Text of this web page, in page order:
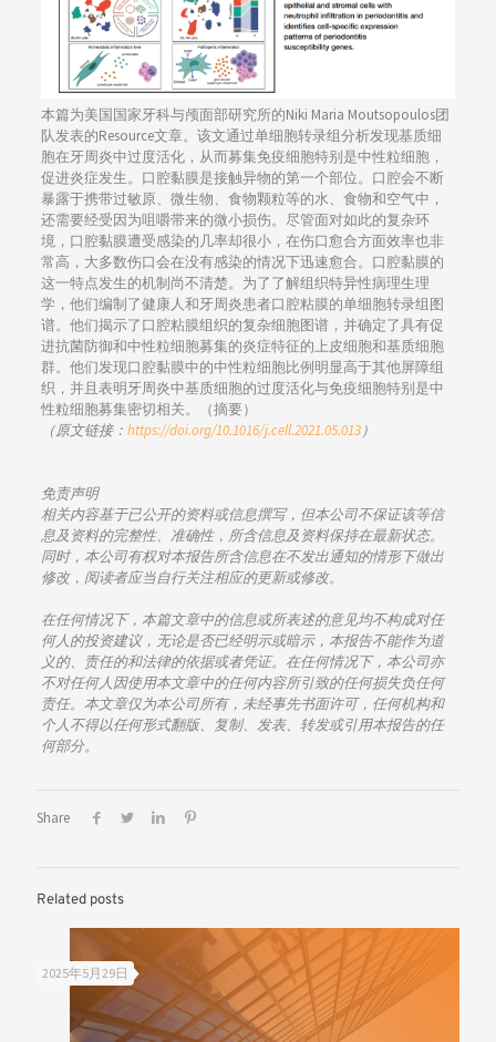
本篇为美国国家牙科与颅面部研究所的Niki Maria Moutsopoulos团
队发表的Resource文章。该文通过单细胞转录组分析发现基质细
胞在牙周炎中过度活化，从而募集免疫细胞特别是中性粒细胞，
促进炎症发生。口腔黏膜是接触异物的第一个部位。口腔会不断
暴露于携带过敏原、微生物、食物颗粒等的水、食物和空气中，
还需要经受因为咀嚼带来的微小损伤。尽管面对如此的复杂环
境，口腔黏膜遭受感染的几率却很小，在伤口愈合方面效率也非
常高，大多数伤口会在没有感染的情况下迅速愈合。口腔黏膜的
这一特点发生的机制尚不清楚。为了了解组织特异性病理生理
学，他们编制了健康人和牙周炎患者口腔粘膜的单细胞转录组图
谱。他们揭示了口腔粘膜组织的复杂细胞图谱，并确定了具有促
进抗菌防御和中性粒细胞募集的炎症特征的上皮细胞和基质细胞
群。他们发现口腔黏膜中的中性粒细胞比例明显高于其他屏障组
织，并且表明牙周炎中基质细胞的过度活化与免疫细胞特别是中
性粒细胞募集密切相关。（摘要）
（原文链接： https://doi.org/10.1016/j.cell.2021.05.013）
免责声明
相关内容基于已公开的资料或信息撰写，但本公司不保证该等信
息及资料的完整性、准确性，所含信息及资料保持在最新状态。
同时，本公司有权对本报告所含信息在不发出通知的情形下做出
修改，阅读者应当自行关注相应的更新或修改。
在任何情况下，本篇文章中的信息或所表述的意见均不构成对任
何人的投资建议，无论是否已经明示或暗示，本报告不能作为道
义的、责任的和法律的依据或者凭证。在任何情况下，本公司亦
不对任何人因使用本文章中的任何内容所引致的任何损失负任何
责任。本文章仅为本公司所有，未经事先书面许可，任何机构和
个人不得以任何形式翻版、复制、发表、转发或引用本报告的任
何部分。
Share
Related posts
2025年5月29日